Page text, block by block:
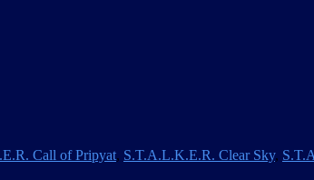
Call of Pripyat, S.T.A.L.K.E.R. Clear Sky,